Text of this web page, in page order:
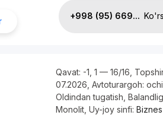
+998 (95) 669...
Qavat: -1, 1 — 16/16
07.2026 Avtoturargoh:
Oldindan tugatish
Monolit, Uy-joy sinfi: Biznes